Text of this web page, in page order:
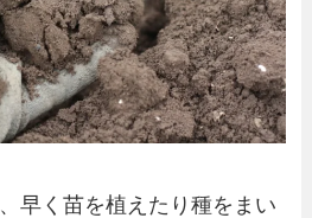
早く苗を植えたり種をまい